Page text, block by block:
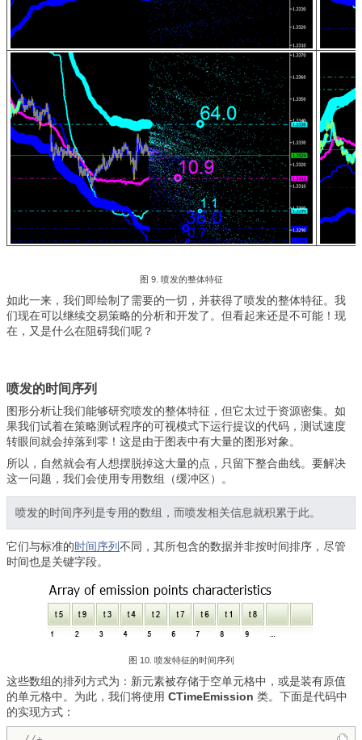
图 9. 喷发的整体特征
如此一来，我们即绘制了需要的一切，并获得了喷发的整体特征。我
们现在可以继续交易策略的分析和开发了。但看起来还是不可能！现
在，又是什么在阻碍我们呢？
喷发的时间序列
图形分析让我们能够研究喷发的整体特征，但它太过于资源密集。如
果我们试着在策略测试程序的可视模式下运行提议的代码，测试速度
转眼间就会掉落到零！这是由于图表中有大量的图形对象。
所以，自然就会有人想摆脱掉这大量的点，只留下整合曲线。要解决
这一问题，我们会使用专用数组（缓冲区）。
喷发的时间序列是专用的数组，而喷发相关信息就积累于此。
它们与标准的时间序列不同，其所包含的数据并非按时间排序，尽管
时间也是关键字段。
图 10. 喷发特征的时间序列
这些数组的排列方式为：新元素被存储于空单元格中，或是装有原值
的单元格中。为此，我们将使用 CTimeEmission 类。下面是代码中
的实现方式：